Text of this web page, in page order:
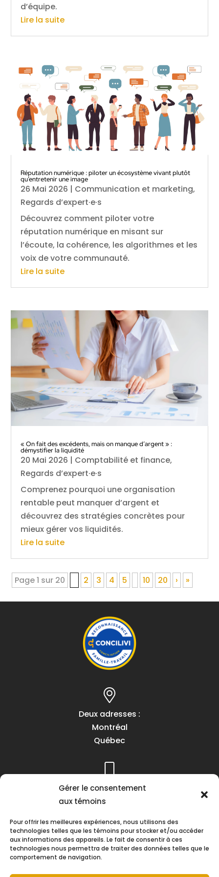
Gérer le consentement
aux témoins
Pour offrir les meilleures expériences, nous utilisons des
technologies telles que les témoins pour stocker et/ou accéder
aux informations des appareils. Le fait de consentir à ces
technologies nous permettra de traiter des données telles que le
comportement de navigation.
d’équipe.
Lire la suite
Réputation numérique : piloter un écosystème vivant plutôt
qu’entretenir une image
26 Mai 2026 | Communication et marketing,
Regards d’expert·e·s
Découvrez comment piloter votre
réputation numérique en misant sur
l’écoute, la cohérence, les algorithmes et les
voix de votre communauté.
Lire la suite
« On fait des excédents, mais on manque d’argent » :
démystifier la liquidité
20 Mai 2026 | Comptabilité et finance,
Regards d’expert·e·s
Comprenez pourquoi une organisation
rentable peut manquer d’argent et
découvrez des stratégies concrètes pour
mieux gérer vos liquidités.
Lire la suite
Page 1 sur 20 2 3 4 5 10 20 › »
Deux adresses :
Montréal
Québec
Téléphone :
(418) 622-1001
Heures d’ouverture :